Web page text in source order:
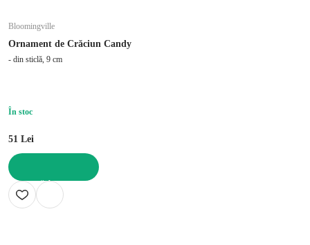
Bloomingville
Ornament de Crăciun Candy
- din sticlă, 9 cm
În stoc
51 Lei
ADAUGĂ ÎN COȘ